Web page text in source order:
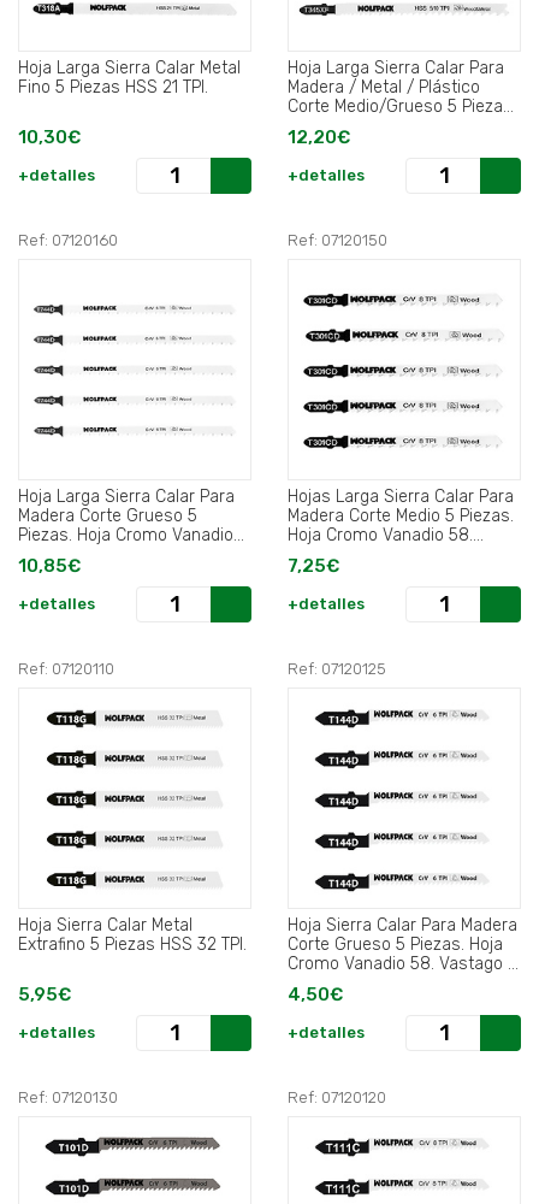
Hoja Larga Sierra Calar Metal
Fino 5 Piezas HSS 21 TPI.
10,30€
+detalles
Hoja Larga Sierra Calar Para
Madera / Metal / Plástico
Corte Medio/Grueso 5 Piezas.
Hoja Cromo Vanadio 58.
Vastago T Universal..
12,20€
+detalles
Ref: 07120160
Hoja Larga Sierra Calar Para
Madera Corte Grueso 5
Piezas. Hoja Cromo Vanadio
58. Vastago T Universal..
10,85€
+detalles
Ref: 07120150
Hojas Larga Sierra Calar Para
Madera Corte Medio 5 Piezas.
Hoja Cromo Vanadio 58.
Vastago T Universal.
7,25€
+detalles
Ref: 07120110
Hoja Sierra Calar Metal
Extrafino 5 Piezas HSS 32 TPI.
5,95€
+detalles
Ref: 07120125
Hoja Sierra Calar Para Madera
Corte Grueso 5 Piezas. Hoja
Cromo Vanadio 58. Vastago T
Universal..
4,50€
+detalles
Ref: 07120130 Ref: 07120120